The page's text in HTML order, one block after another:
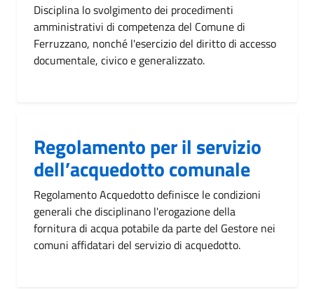
Disciplina lo svolgimento dei procedimenti
amministrativi di competenza del Comune di
Ferruzzano, nonché l'esercizio del diritto di accesso
documentale, civico e generalizzato.
Regolamento per il servizio
dell’acquedotto comunale
Regolamento Acquedotto definisce le condizioni
generali che disciplinano l'erogazione della
fornitura di acqua potabile da parte del Gestore nei
comuni affidatari del servizio di acquedotto.